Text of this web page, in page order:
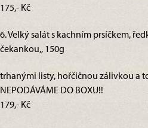
175,- Kč
6. Velký salát s kachním prsíčkem,
čekankou,, 150g
trhanými listy, hořčičnou zálivkou a
NEPODÁVÁME DO BOXU!!
179,- Kč